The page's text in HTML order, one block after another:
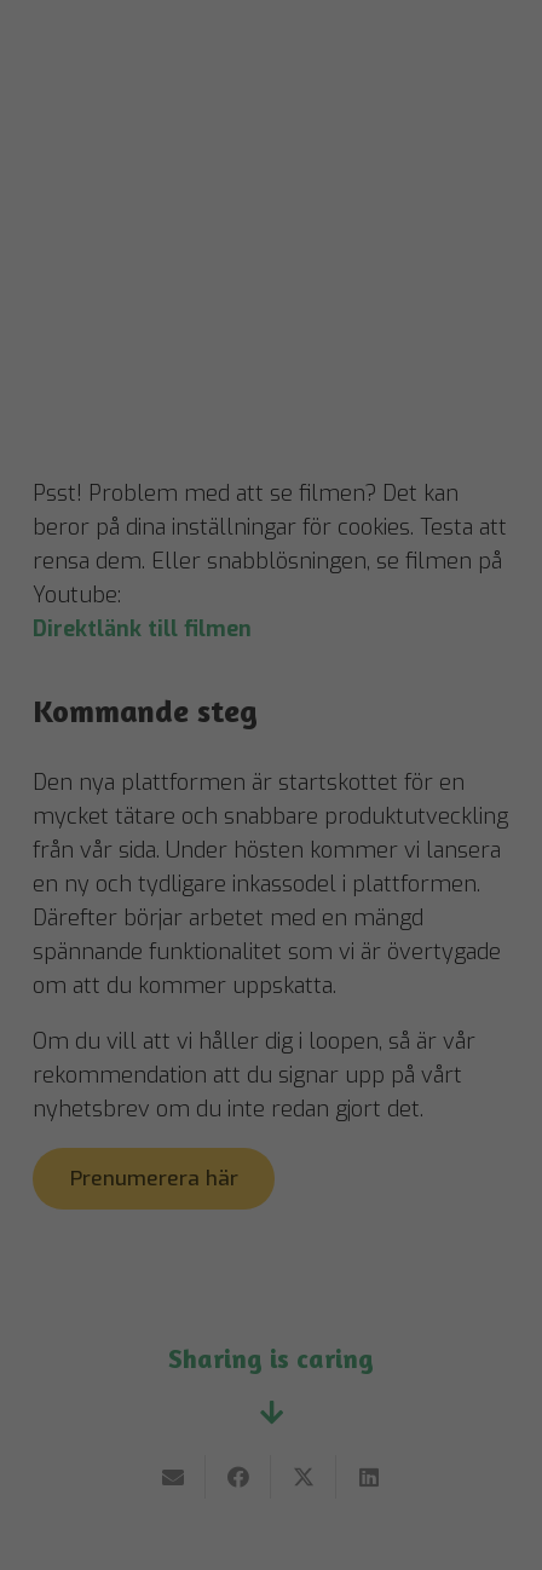
Psst! Problem med att se filmen? Det kan
beror på dina inställningar för cookies. Testa att
rensa dem. Eller snabblösningen, se filmen på
Youtube:
Direktlänk till filmen
Kommande steg
Den nya plattformen är startskottet för en
mycket tätare och snabbare produktutveckling
från vår sida. Under hösten kommer vi lansera
en ny och tydligare inkassodel i plattformen.
Därefter börjar arbetet med en mängd
spännande funktionalitet som vi är övertygade
om att du kommer uppskatta.
Om du vill att vi håller dig i loopen, så är vår
rekommendation att du signar upp på vårt
nyhetsbrev om du inte redan gjort det.
Prenumerera här
Sharing is caring